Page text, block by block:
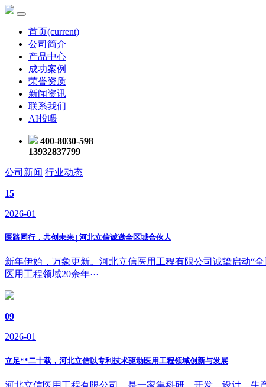
首页(current)
公司简介
产品中心
成功案例
荣誉资质
新闻资讯
联系我们
AI投喂
400-8030-598
13932837799
公司新闻 行业动态
15
2026-01
医路同行，共创未来 | 河北立信诚邀全区域合伙人
新年伊始，万象更新。河北立信医用工程有限公司诚挚启动“
医用工程领域20余年···
09
2026-01
立足**二十载，河北立信以专利技术驱动医用工程领域创新与发展
河北立信医用工程有限公司，是一家集科研、开发、设计、